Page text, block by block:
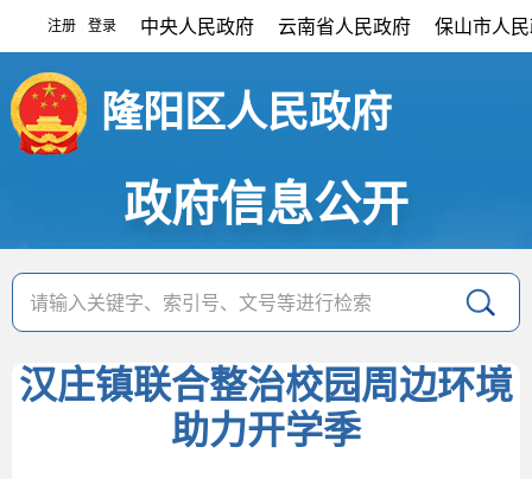
注册 登录 中央人民政府 云南省人民政府 保山市人
隆阳区人民政府
政府信息公开
汉庄镇联合整治校园周边环境
助力开学季